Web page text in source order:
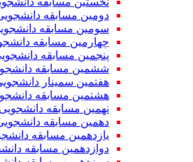
دومین مسابقه دانشجویی
سومین مسابقه دانشجویی
چهارمین مسابقه
پنجمین مسابقه دانشجویی
ششمین مسابقه
هفتمین سمینار دانشجویی
هشتمین مسابقه
نهمین مسابقه دانشجویی
دهمین مسابقه دانشجویی
یازدهمین مسابقه
دوازدهمین مسابقه